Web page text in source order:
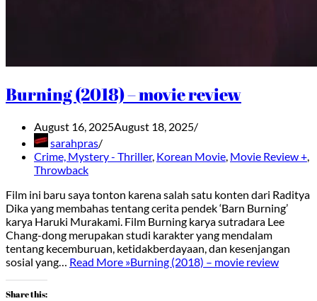
Burning (2018) – movie review
August 16, 2025August 18, 2025
sarahpras
Crime, Mystery - Thriller, Korean Movie, Movie Review +,
Throwback
Film ini baru saya tonton karena salah satu konten dari Raditya
Dika yang membahas tentang cerita pendek ‘Barn Burning’
karya Haruki Murakami. Film Burning karya sutradara Lee
Chang-dong merupakan studi karakter yang mendalam
tentang kecemburuan, ketidakberdayaan, dan kesenjangan
sosial yang… Read More »Burning (2018) – movie review
Share this: